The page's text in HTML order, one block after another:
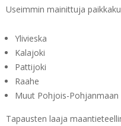
Useimmin mainittuja
Ylivieska
Kalajoki
Pattijoki
Raahe
Muut Pohjois-Pohjanmaan
Tapausten laaja